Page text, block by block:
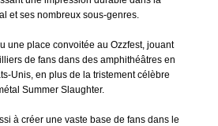
et ses nombreux sous-genres.
une place convoitée au Ozzfest, jouant
de fans dans des amphithéâtres en
Unis, en plus de la tristement célèbre
Summer Slaughter.
à créer une vaste base de fans dans le